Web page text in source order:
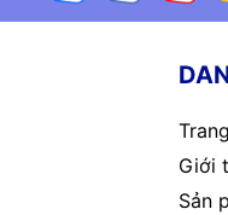
Giới
Sản